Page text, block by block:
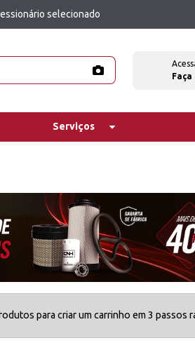
selecionado
Serviços
para criar um carrinho em 3 passos